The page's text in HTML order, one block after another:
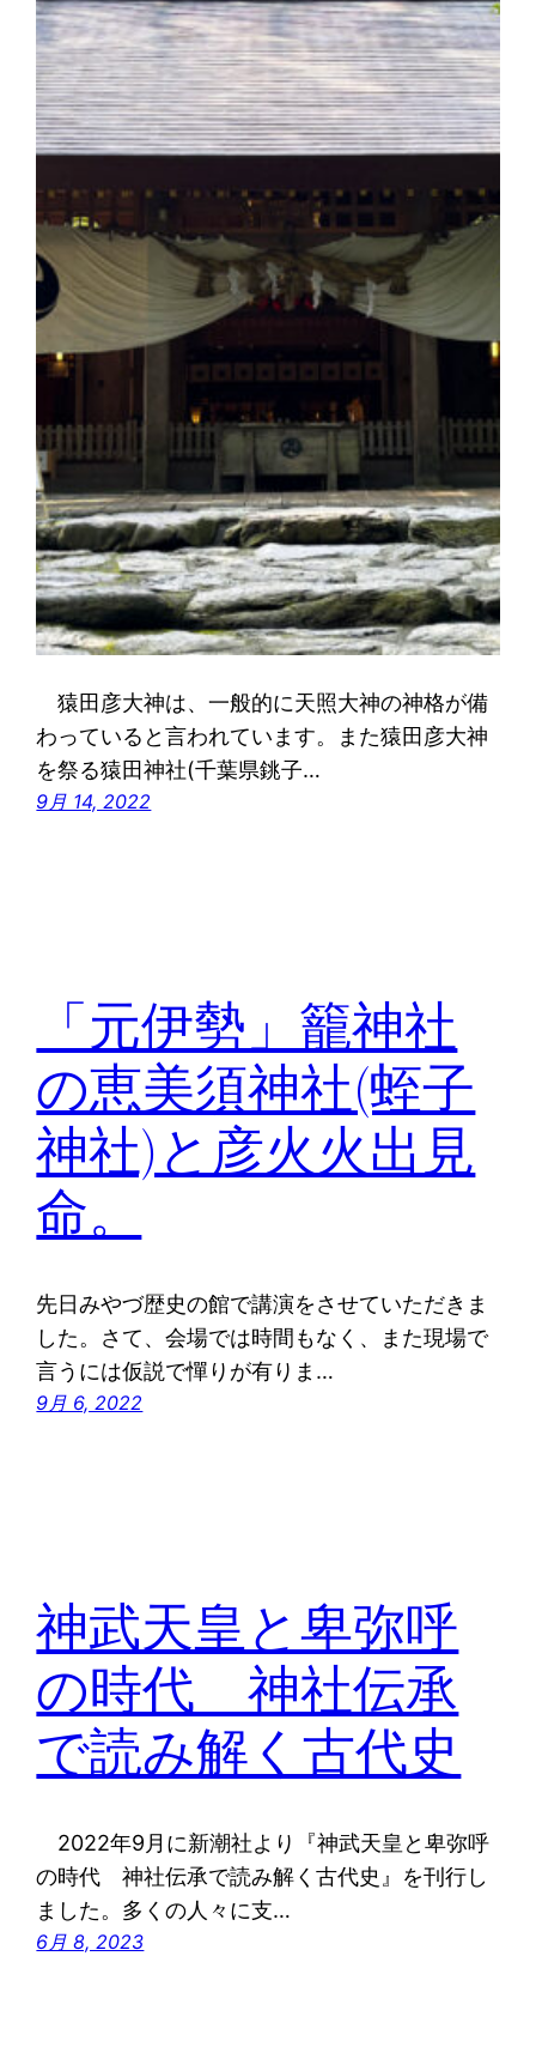
猿田彦大神は、一般的に天照大神の神格が備
わっていると言われています。また猿田彦大神
を祭る猿田神社(千葉県銚子…
9月 14, 2022
「元伊勢」籠神社
の恵美須神社(蛭子
神社)と彦火火出見
命。
先日みやづ歴史の館で講演をさせていただきま
した。さて、会場では時間もなく、また現場で
言うには仮説で憚りが有りま…
9月 6, 2022
神武天皇と卑弥呼
の時代 神社伝承
で読み解く古代史
2022年9月に新潮社より『神武天皇と卑弥呼
の時代 神社伝承で読み解く古代史』を刊行し
ました。多くの人々に支…
6月 8, 2023